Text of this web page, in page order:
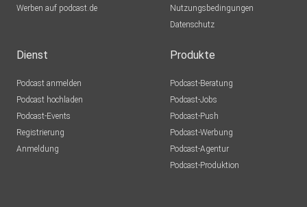
Werben auf podcast.de
Nutzungsbedingungen
Datenschutz
Dienst
Podcast anmelden
Podcast hochladen
Podcast-Events
Registrierung
Anmeldung
Produkte
Podcast-Beratung
Podcast-Jobs
Podcast-Push
Podcast-Werbung
Podcast-Agentur
Podcast-Produktion